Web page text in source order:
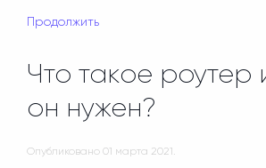
Продолжить
Что такое роутер
он нужен?
Опубликовано 01 марта 2021 .